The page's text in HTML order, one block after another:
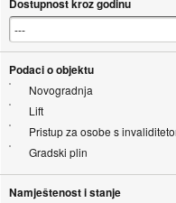
Dostupnost kroz godinu
Podaci o objektu
Novogradnja
Lift
Pristup za osobe s
Gradski plin
Namještenost i stanje